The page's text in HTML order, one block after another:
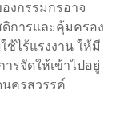
งกรรมกรอาจ
ดิการและคุ้มครอง
ช้ไร้แรงงาน ให้มี
รจัดให้เข้าไปอยู่
ครสวรรค์